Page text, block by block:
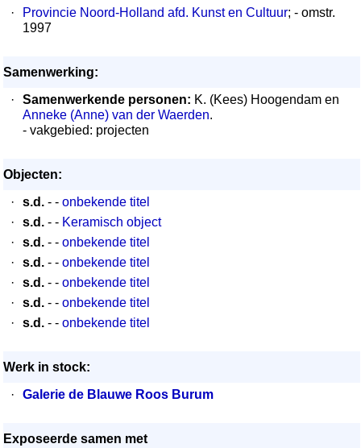
·
Provincie Noord-Holland afd. Kunst en Cultuur; - omstr.
1997
Samenwerking:
·
Samenwerkende personen: K. (Kees) Hoogendam en
Anneke (Anne) van der Waerden.
- vakgebied: projecten
Objecten:
·
s.d. - - onbekende titel
·
s.d. - - Keramisch object
·
s.d. - - onbekende titel
·
s.d. - - onbekende titel
·
s.d. - - onbekende titel
·
s.d. - - onbekende titel
·
s.d. - - onbekende titel
Werk in stock:
·
Galerie de Blauwe Roos Burum
Exposeerde samen met